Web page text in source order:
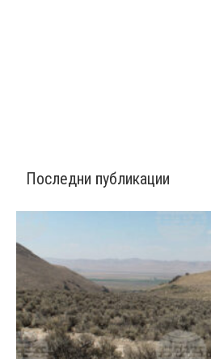
Последни публикации